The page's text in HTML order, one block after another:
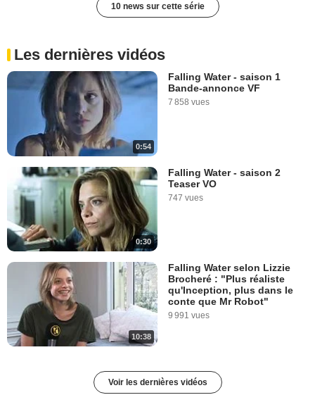
10 news sur cette série
Les dernières vidéos
0:54
Falling Water - saison 1
Bande-annonce VF
7 858 vues
0:30
Falling Water - saison 2
Teaser VO
747 vues
10:38
Falling Water selon Lizzie
Brocheré : "Plus réaliste
qu'Inception, plus dans le
conte que Mr Robot"
9 991 vues
Voir les dernières vidéos